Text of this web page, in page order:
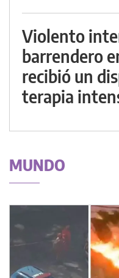
Violento
barrendero
recibió un
terapia
MUNDO